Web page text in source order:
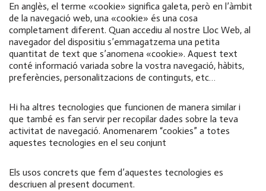
En anglès, el terme «cookie» significa galeta, però en l’àmbit
de la navegació web, una «cookie» és una cosa
completament diferent. Quan accediu al nostre Lloc Web, al
navegador del dispositiu s’emmagatzema una petita
quantitat de text que s’anomena «cookie». Aquest text
conté informació variada sobre la vostra navegació, hàbits,
preferències, personalitzacions de continguts, etc…
Hi ha altres tecnologies que funcionen de manera similar i
que també es fan servir per recopilar dades sobre la teva
activitat de navegació. Anomenarem “cookies” a totes
aquestes tecnologies en el seu conjunt
Els usos concrets que fem d’aquestes tecnologies es
descriuen al present document.